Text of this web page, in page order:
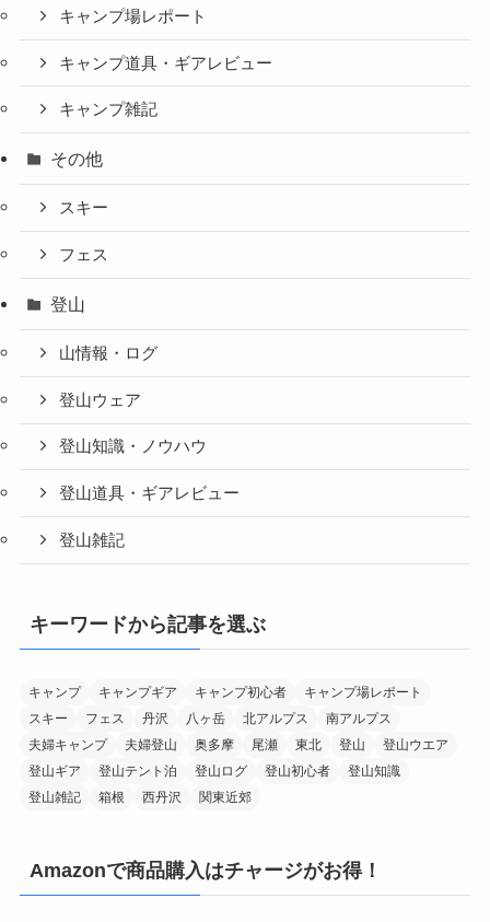
キャンプ場レポート
キャンプ道具・ギアレビュー
キャンプ雑記
その他
スキー
フェス
登山
山情報・ログ
登山ウェア
登山知識・ノウハウ
登山道具・ギアレビュー
登山雑記
キーワードから記事を選ぶ
キャンプ キャンプギア キャンプ初心者
キャンプ場レポート
スキー
フェス 丹沢 八ヶ岳 北アルプス
南アルプス
夫婦キャンプ
夫婦登山 奥多摩 尾瀬 東北 登山
登山ウエア
登山ギア
登山テント泊 登山ログ 登山初心者
登山知識
登山雑記
箱根 西丹沢 関東近郊
Amazonで商品購入はチャージがお得！